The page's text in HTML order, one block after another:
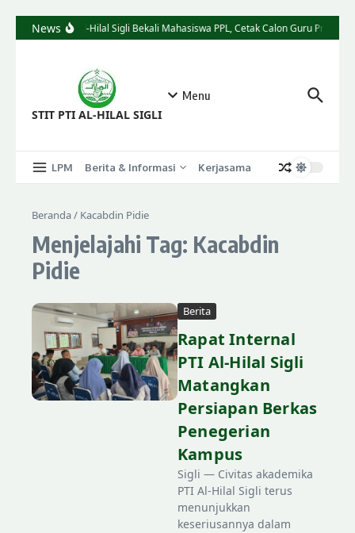
NewsSTIT Al-Hilal Sigli Bekali Mahasiswa PPL, Cetak Calon Guru
STIT PTI AL-HILAL SIGLI
Menu
LPM Berita & Informasi Kerjasama
Beranda/ Kacabdin Pidie
Menjelajahi Tag: Kacabdin
Pidie
Berita
Rapat Internal
PTI Al-Hilal Sigli
Matangkan
Persiapan Berkas
Penegerian
Kampus
Sigli — Civitas akademika
PTI Al-Hilal Sigli terus
menunjukkan
keseriusannya dalam